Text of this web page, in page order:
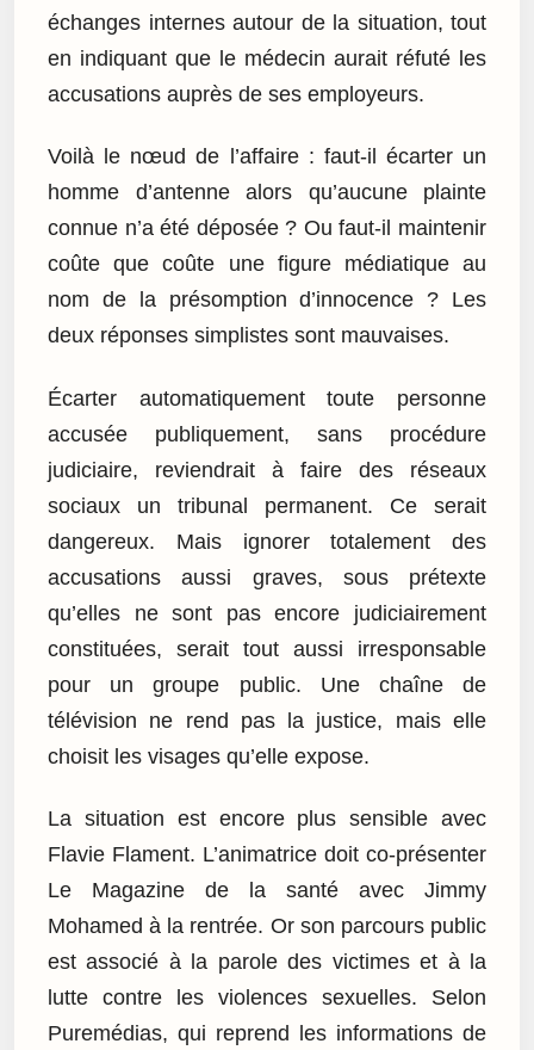
échanges internes autour de la situation, tout
en indiquant que le médecin aurait réfuté les
accusations auprès de ses employeurs.
Voilà le nœud de l’affaire : faut-il écarter un
homme d’antenne alors qu’aucune plainte
connue n’a été déposée ? Ou faut-il maintenir
coûte que coûte une figure médiatique au
nom de la présomption d’innocence ? Les
deux réponses simplistes sont mauvaises.
Écarter automatiquement toute personne
accusée publiquement, sans procédure
judiciaire, reviendrait à faire des réseaux
sociaux un tribunal permanent. Ce serait
dangereux. Mais ignorer totalement des
accusations aussi graves, sous prétexte
qu’elles ne sont pas encore judiciairement
constituées, serait tout aussi irresponsable
pour un groupe public. Une chaîne de
télévision ne rend pas la justice, mais elle
choisit les visages qu’elle expose.
La situation est encore plus sensible avec
Flavie Flament. L’animatrice doit co-présenter
Le Magazine de la santé avec Jimmy
Mohamed à la rentrée. Or son parcours public
est associé à la parole des victimes et à la
lutte contre les violences sexuelles. Selon
Puremédias, qui reprend les informations de